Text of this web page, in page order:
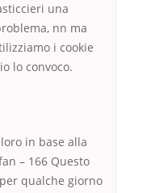
una
nn ma
i cookie
lo convoco.
in base alla
– 166 Questo
qualche giorno